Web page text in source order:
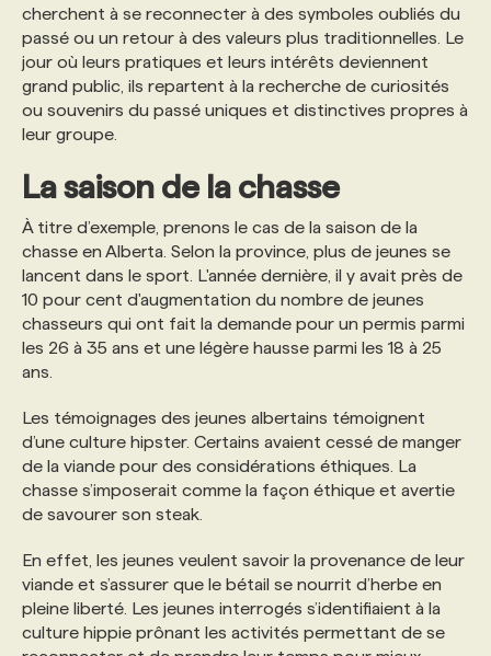
cherchent à se reconnecter à des symboles oubliés du
passé ou un retour à des valeurs plus traditionnelles. Le
jour où leurs pratiques et leurs intérêts deviennent
grand public, ils repartent à la recherche de curiosités
ou souvenirs du passé uniques et distinctives propres à
leur groupe.
La saison de la chasse
À titre d’exemple, prenons le cas de la saison de la
chasse en Alberta. Selon la province, plus de jeunes se
lancent dans le sport. L'année dernière, il y avait près de
10 pour cent d'augmentation du nombre de jeunes
chasseurs qui ont fait la demande pour un permis parmi
les 26 à 35 ans et une légère hausse parmi les 18 à 25
ans.
Les témoignages des jeunes albertains témoignent
d’une culture hipster. Certains avaient cessé de manger
de la viande pour des considérations éthiques. La
chasse s’imposerait comme la façon éthique et avertie
de savourer son steak.
En effet, les jeunes veulent savoir la provenance de leur
viande et s’assurer que le bétail se nourrit d’herbe en
pleine liberté. Les jeunes interrogés s’identifiaient à la
culture hippie prônant les activités permettant de se